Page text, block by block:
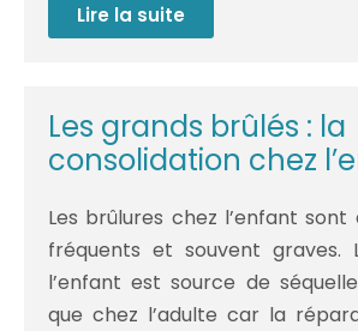
Lire la suite
La
perte
gynéco
obstétrique
:
Définition
médico-
légaux
Les grands brûlés : la
consolidation chez
Les brûlures chez l’enfant
fréquents et souvent graves.
l’enfant est source de
que chez l’adulte car la